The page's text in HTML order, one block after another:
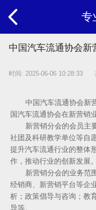
专
中国汽车流通协会新
时间: 2025-06-06 10:28:33
中国汽车流通协会新
国汽车流通协会在新营销
新营销分会的会员主
社团及科研教学单位等自
提升汽车流通行业的整体
作，推动行业的创新发展。
新营销分会的业务范
经销商、新营销平台等企
析；政策倡导与咨询；教
导等。